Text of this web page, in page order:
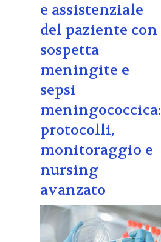
e assistenziale
del paziente con
sospetta
meningite e
sepsi
meningococcica:
protocolli,
monitoraggio e
nursing
avanzato